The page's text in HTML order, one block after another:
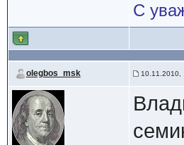
С
olegbos_msk 10.11.2010,